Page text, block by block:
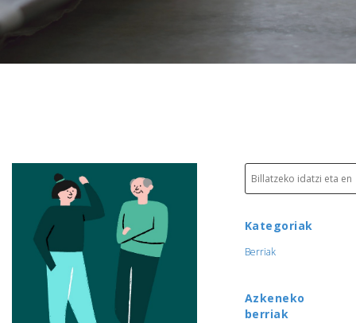
Kategoriak
Berriak
Azkeneko
berriak